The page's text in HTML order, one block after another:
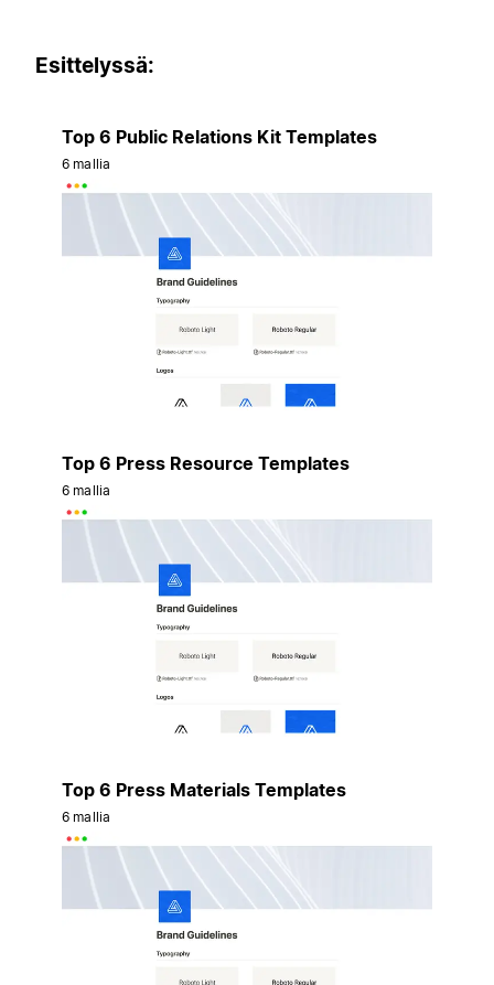
Esittelyssä:
Top 6 Public Relations Kit Templates
6 mallia
Top 6 Press Resource Templates
6 mallia
Top 6 Press Materials Templates
6 mallia